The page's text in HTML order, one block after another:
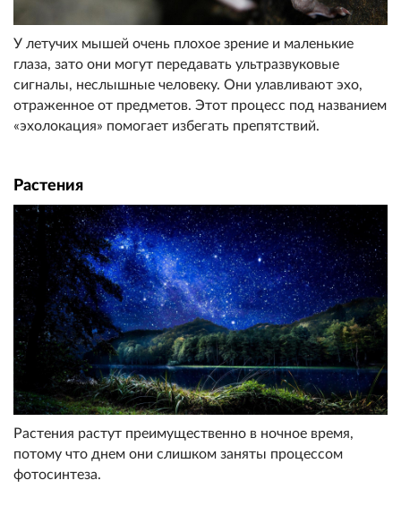
У летучих мышей очень плохое зрение и маленькие
глаза, зато они могут передавать ультразвуковые
сигналы, неслышные человеку. Они улавливают эхо,
отраженное от предметов. Этот процесс под названием
«эхолокация» помогает избегать препятствий.
Растения
Растения растут преимущественно в ночное время,
потому что днем они слишком заняты процессом
фотосинтеза.